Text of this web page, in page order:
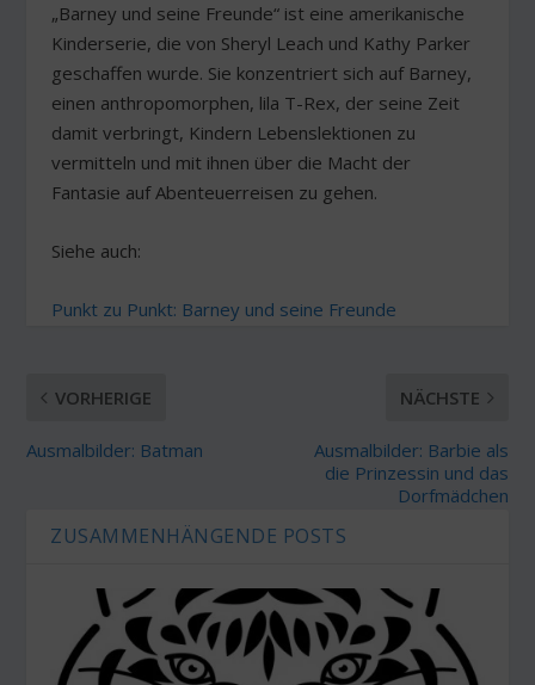
„Barney und seine Freunde“ ist eine amerikanische
Kinderserie, die von Sheryl Leach und Kathy Parker
geschaffen wurde. Sie konzentriert sich auf Barney,
einen anthropomorphen, lila T-Rex, der seine Zeit
damit verbringt, Kindern Lebenslektionen zu
vermitteln und mit ihnen über die Macht der
Fantasie auf Abenteuerreisen zu gehen.
Siehe auch:
Punkt zu Punkt: Barney und seine Freunde
VORHERIGE
Ausmalbilder: Batman
NÄCHSTE
Ausmalbilder: Barbie als
die Prinzessin und das
Dorfmädchen
ZUSAMMENHÄNGENDE POSTS